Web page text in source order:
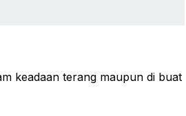
keadaan terang maupun di buat